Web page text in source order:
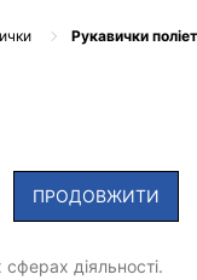
Рукавички
ПРОДОВЖИТИ
діяльності.